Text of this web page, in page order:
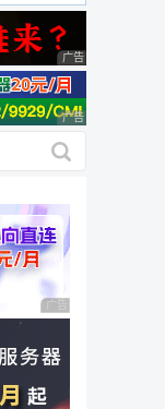
广告 商业广告，理
广告 商业广告，理
广告 商业广告，理性